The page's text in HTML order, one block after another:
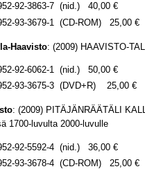
92-3863-7 (nid.) 40,00 €
93-3679-1 (CD-ROM) 25,00 €
Haavisto: (2009) HAAVISTO-
92-6062-1 (nid.) 50,00 €
93-3675-3 (DVD+R) 25,00 €
: (2009) PITÄJÄNRÄÄTÄLI
1700-luvulta 2000-luvulle
92-5592-4 (nid.) 36,00 €
93-3678-4 (CD-ROM) 25,00 €